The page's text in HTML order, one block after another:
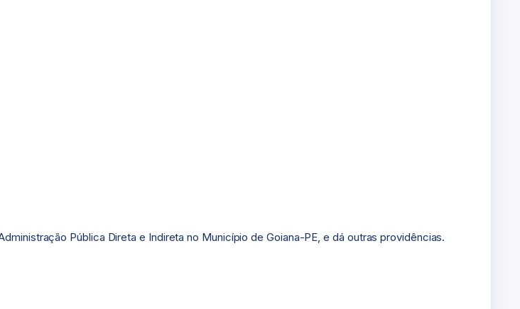
Pública Direta e Indireta no Município de Goiana-PE, e dá outras providências.